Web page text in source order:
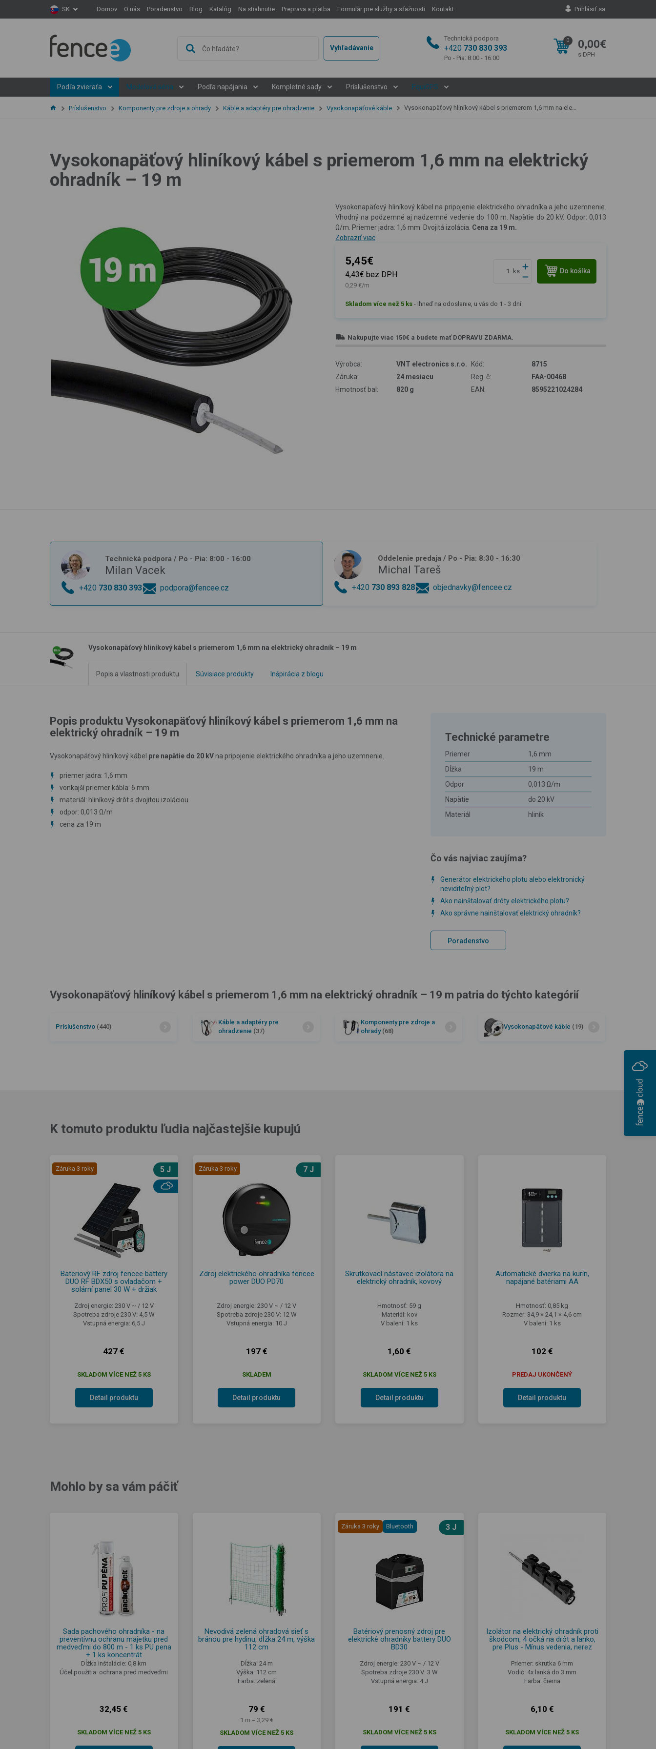
SK Domov O nás Poradenstvo Blog Katalóg Na stiahnutie Preprava a platba Formulár pre služby a sťažnosti Kontakt Prihlásiť sa
Vyhľadávanie
Technická podpora
+420 730 830 393
Po - Pia: 8:00 - 16:00
0 0,00€
s DPH
Podľa zvieraťa Modelová séria Podľa napájania Kompletné sady Príslušenstvo EquiGPS
Príslušenstvo Komponenty pre zdroje a ohrady Káble a adaptéry pre ohradzenie Vysokonapäťové káble Vysokonapäťový hliníkový kábel s priemerom 1,6 mm na elektrický ohradník – 19 m
Vysokonapäťový hliníkový kábel s priemerom 1,6 mm na elektrický
ohradník – 19 m
Vysokonapäťový hliníkový kábel na pripojenie elektrického ohradníka a jeho uzemnenie.
Vhodný na podzemné aj nadzemné vedenie do 100 m. Napätie do 20 kV. Odpor: 0,013
Ω/m. Priemer jadra: 1,6 mm. Dvojitá izolácia. Cena za 19 m.
Zobraziť viac
5,45€
4,43€ bez DPH
0,29 €/m
ks Do košíka
Skladom více než 5 ks - Ihneď na odoslanie, u vás do 1 - 3 dní.
Nakupujte viac 150€ a budete mať DOPRAVU ZDARMA.
Výrobca: VNT electronics s.r.o. Kód:
8715
Záruka:
24 mesiacu Reg. č:
FAA-00468
Hmotnosť bal:
820 g EAN: 8595221024284
Technická podpora / Po - Pia: 8:00 - 16:00
Milan Vacek
+420 730 830 393 podpora@fencee.cz
Oddelenie predaja / Po - Pia: 8:30 - 16:30
Michal Tareš
+420 730 893 828 objednavky@fencee.cz
Vysokonapäťový hliníkový kábel s priemerom 1,6 mm na elektrický ohradník – 19 m
Popis a vlastnosti produktu Súvisiace produkty Inšpirácia z blogu
Popis produktu Vysokonapäťový hliníkový kábel s priemerom 1,6 mm na
elektrický ohradník – 19 m
Vysokonapäťový hliníkový kábel pre napätie do 20 kV na pripojenie elektrického ohradníka a jeho uzemnenie.
priemer jadra: 1,6 mm
vonkajší priemer kábla: 6 mm
materiál: hliníkový drôt s dvojitou izoláciou
odpor: 0,013 Ω/m
cena za 19 m
Technické parametre
Priemer
1,6 mm
Dĺžka
19 m
Odpor
0,013 Ω/m
Napätie
do 20 kV
Materiál
hliník
Čo vás najviac zaujíma?
Generátor elektrického plotu alebo elektronický
neviditeľný plot?
Ako nainštalovať drôty elektrického plotu?
Ako správne nainštalovať elektrický ohradník?
Poradenstvo
Vysokonapäťový hliníkový kábel s priemerom 1,6 mm na elektrický ohradník – 19 m patria do týchto kategórií
Príslušenstvo (440)
Káble a adaptéry pre
ohradzenie (37)
Komponenty pre zdroje a
ohrady (68)
Vysokonapäťové káble (19)
K tomuto produktu ľudia najčastejšie kupujú
Záruka 3 roky 5 J
Bateriový RF zdroj fencee battery
DUO RF BDX50 s ovladačom +
solární panel 30 W + držiak
Zdroj energie: 230 V ~ / 12 V
Spotreba zdroje 230 V: 4,5 W
Vstupná energia: 6,5 J
427 €
SKLADOM VÍCE NEŽ 5 KS
Detail produktu
Záruka 3 roky 7 J
Zdroj elektrického ohradníka fencee
power DUO PD70
Zdroj energie: 230 V ~ / 12 V
Spotreba zdroje 230 V: 12 W
Vstupná energia: 10 J
197 €
SKLADEM
Detail produktu
Skrutkovací nástavec izolátora na
elektrický ohradník, kovový
Hmotnosť: 59 g
Materiál: kov
V balení: 1 ks
1,60 €
SKLADOM VÍCE NEŽ 5 KS
Detail produktu
Automatické dvierka na kurín,
napájané batériami AA
Hmotnosť: 0,85 kg
Rozmer: 34,9 × 24,1 × 4,6 cm
V balení: 1 ks
102 €
PREDAJ UKONČENÝ
Detail produktu
Mohlo by sa vám páčiť
Sada pachového ohradníka - na
preventívnu ochranu majetku pred
medveďmi do 800 m - 1 ks PU pena
+ 1 ks koncentrát
Dĺžka inštalácie: 0,8 km
Účel použitia: ochrana pred medveďmi
32,45 €
SKLADOM VÍCE NEŽ 5 KS
Nevodivá zelená ohradová sieť s
bránou pre hydinu, dĺžka 24 m, výška
112 cm
Dĺžka: 24 m
Výška: 112 cm
Farba: zelená
79 €
1 m = 3,29 €
SKLADOM VÍCE NEŽ 5 KS
Záruka 3 roky Bluetooth 3 J
Batériový prenosný zdroj pre
elektrické ohradníky battery DUO
BD30
Zdroj energie: 230 V ~ / 12 V
Spotreba zdroje 230 V: 3 W
Vstupná energia: 4 J
191 €
SKLADOM VÍCE NEŽ 5 KS
Izolátor na elektrický ohradník proti
škodcom, 4 očká na drôt a lanko,
pre Plus - Mínus vedenia, nerez
Priemer: skrutka 6 mm
Vodič: 4x lanká do 3 mm
Farba: čierna
6,10 €
SKLADOM VÍCE NEŽ 5 KS